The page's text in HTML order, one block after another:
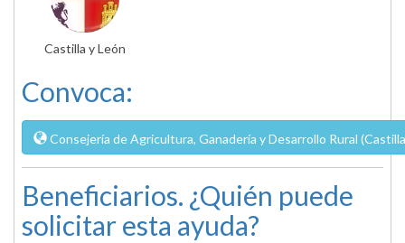
Castilla y León
Convoca:
Consejería de Agricultura, Ganadería y Desarrollo Rural
Beneficiarios. ¿Quién puede
solicitar esta ayuda?